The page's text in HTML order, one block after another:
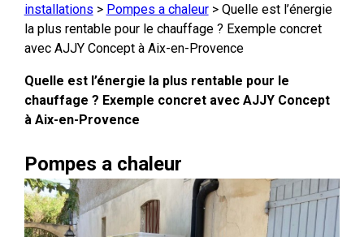
installations > Pompes a chaleur> Quelle est l’énergie
la plus rentable pour le chauffage ? Exemple concret
avec AJJY Concept à Aix-en-Provence
Quelle est l’énergie la plus rentable pour le
chauffage ? Exemple concret avec AJJY Concept
à Aix-en-Provence
Pompes a chaleur